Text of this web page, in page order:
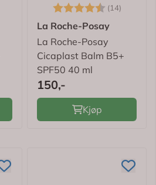
4.5 av 5 muligeKarakter: (14)
La Roche-Posay
La Roche-Posay
Cicaplast Balm B5+
SPF50 40 ml
150,-
Kjøp